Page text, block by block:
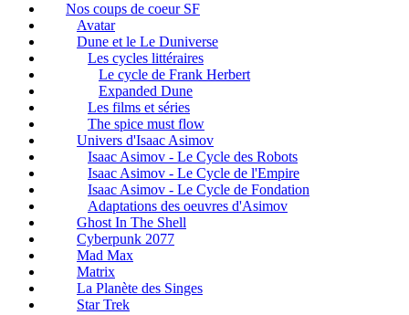
Nos coups de coeur SF
Avatar
Dune et le Le Duniverse
Les cycles littéraires
Le cycle de Frank Herbert
Expanded Dune
Les films et séries
The spice must flow
Univers d'Isaac Asimov
Isaac Asimov - Le Cycle des Robots
Isaac Asimov - Le Cycle de l'Empire
Isaac Asimov - Le Cycle de Fondation
Adaptations des oeuvres d'Asimov
Ghost In The Shell
Cyberpunk 2077
Mad Max
Matrix
La Planète des Singes
Star Trek